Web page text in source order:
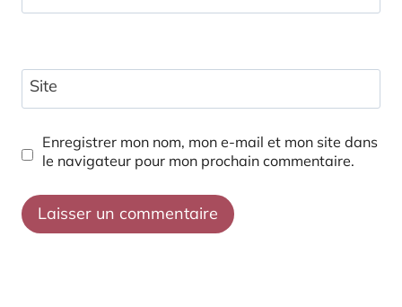
Site
Enregistrer mon nom, mon e-mail et mon site dans
le navigateur pour mon prochain commentaire.